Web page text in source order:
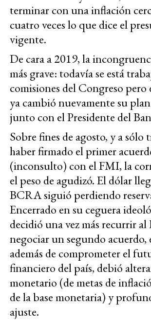
terminar con una inflación
cuatro veces lo que dice el
vigente.
De cara a 2019, la
más grave: todavía se está
comisiones del Congreso
ya cambió nuevamente su
junto con el Presidente del
Sobre fines de agosto, y a sólo
haber firmado el primer
(inconsulto) con el FMI, la
el peso de agudizó. El dólar
BCRA siguió perdiendo
Encerrado en su ceguera
decidió una vez más recurrir
negociar un segundo acuerdo,
además de comprometer el
financiero del país, debió
monetario (de metas de
de la base monetaria) y
ajuste.